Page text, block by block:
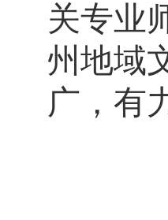
关专业
州地域
广，有